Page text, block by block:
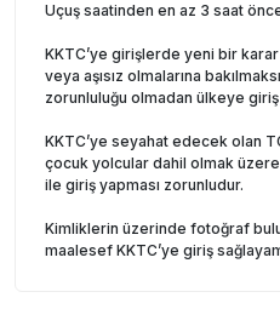
Uçuş saatinden en az 3 saat
KKTC’ye girişlerde yeni bir karar
veya aşısız olmalarına
zorunluluğu olmadan ülkeye
KKTC’ye seyahat edecek olan
çocuk yolcular dahil olmak
ile giriş yapması zorunludur.
Kimliklerin üzerinde fotoğraf
maalesef KKTC’ye giriş